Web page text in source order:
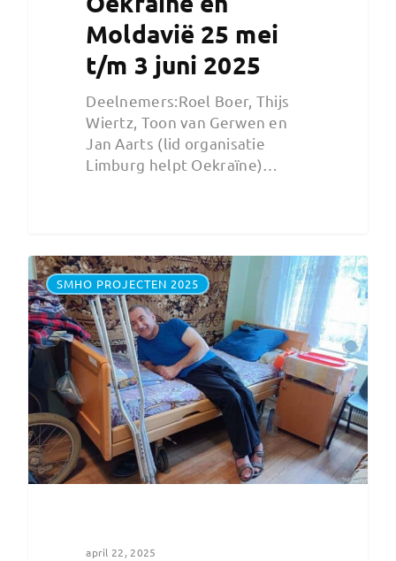
Moldavië 25 mei
t/m 3 juni 2025
Deelnemers:Roel Boer, Thijs
Wiertz, Toon van Gerwen en
Jan Aarts (lid organisatie
Limburg helpt Oekraïne)…
SMHO PROJECTEN 2025
april 22, 2025